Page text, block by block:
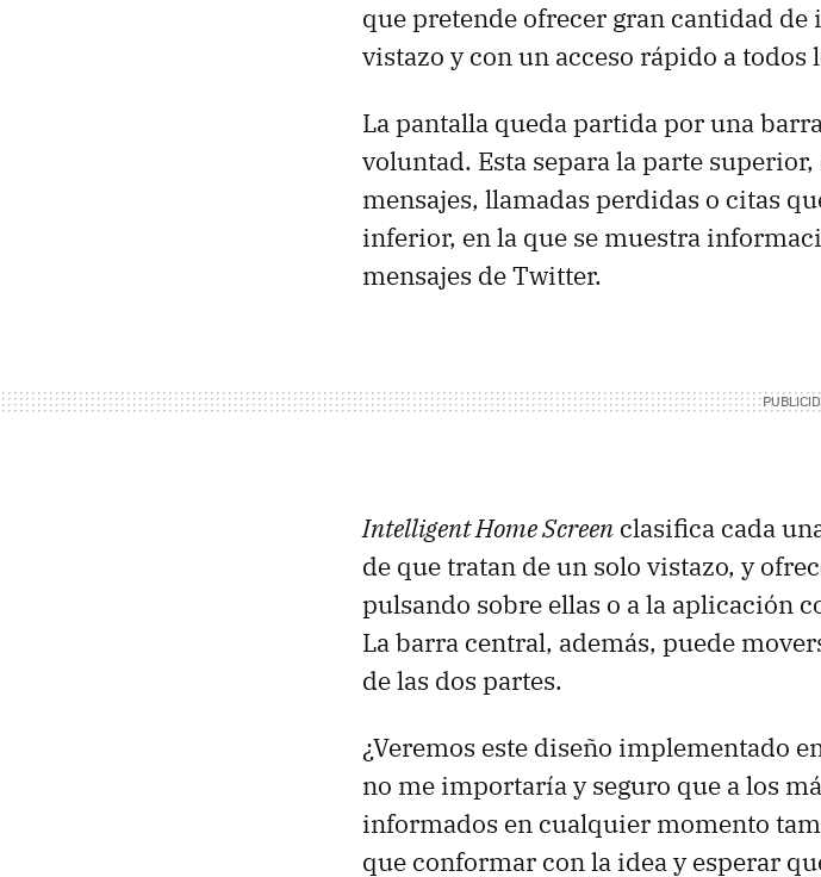
que pretende ofrecer gran cantidad
vistazo y con un acceso rápido a todos
La pantalla queda partida por una
voluntad. Esta separa la parte
mensajes, llamadas perdidas o citas
inferior, en la que se muestra
mensajes de Twitter.
Intelligent Home Screen clasifica cada
de que tratan de un solo vistazo, y
pulsando sobre ellas o a la aplicación
La barra central, además, puede
de las dos partes.
¿Veremos este diseño implementado
no me importaría y seguro que a los
informados en cualquier momento
que conformar con la idea y esperar